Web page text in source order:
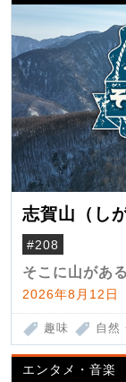
志賀山（し
#208
そこに山があ
2026年8月12日
趣味 自然
エンタメ・音楽